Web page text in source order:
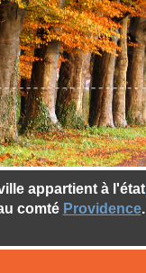
appartient à l'état
comté Providence.